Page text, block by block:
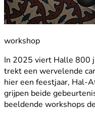
workshop
In 2025 viert Halle 800
trekt een wervelende
hier een feestjaar, Hal-
grijpen beide
beeldende workshops